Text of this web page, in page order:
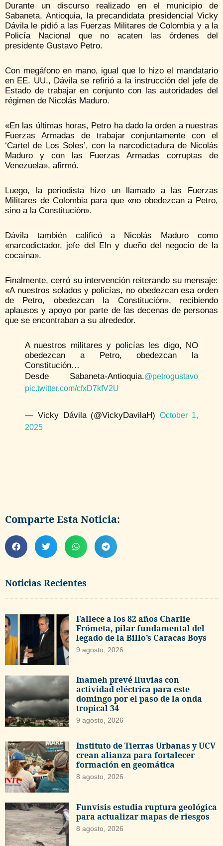
Noticias Recientes
Fallece a los 82 años Charlie
Frómeta, pilar fundamental del
legado de la Billo’s Caracas Boys
9 agosto, 2026
Inameh prevé lluvias con
actividad eléctrica para este
domingo por el paso de la onda
tropical 34
9 agosto, 2026
Instituto de Tierras Urbanas y UCV
crean alianza para fortalecer
formación en geomática
8 agosto, 2026
Funvisis estudia ruptura geológica
para actualizar mapas de riesgos
8 agosto, 2026
Durante un discurso realizado en el municipio de
Sabaneta, Antioquia, la precandidata presidencial Vicky
Dávila le pidió a las Fuerzas Militares de Colombia y a la
Policía Nacional que no acaten las órdenes del
presidente Gustavo Petro.
Con megáfono en mano, igual que lo hizo el mandatario
en EE. UU., Dávila se refirió a la instrucción del jefe de
Estado de trabajar en conjunto con las autoridades del
régimen de Nicolás Maduro.
«En las últimas horas, Petro ha dado la orden a nuestras
Fuerzas Armadas de trabajar conjuntamente con el
‘Cartel de Los Soles’, con la narcodictadura de Nicolás
Maduro y con las Fuerzas Armadas corruptas de
Venezuela», afirmó.
Luego, la periodista hizo un llamado a las Fuerzas
Militares de Colombia para que «no obedezcan a Petro,
sino a la Constitución».
Dávila también calificó a Nicolás Maduro como
«narcodictador, jefe del Eln y dueño del negocio de la
cocaína».
Finalmente, cerró su intervención reiterando su mensaje:
«A nuestros solados y policías, no obedezcan esa orden
de Petro, obedezcan la Constitución», recibiendo
aplausos y apoyo por parte de las decenas de personas
que se encontraban a su alrededor.
A nuestros militares y policías les digo, NO
obedezcan a Petro, obedezcan la
Constitución…
Desde Sabaneta-Antioquia.@petrogustavo
pic.twitter.com/cfxD7kfV2U
— Vicky Dávila (@VickyDavilaH)October 1,
2025
Comparte Esta Noticia: